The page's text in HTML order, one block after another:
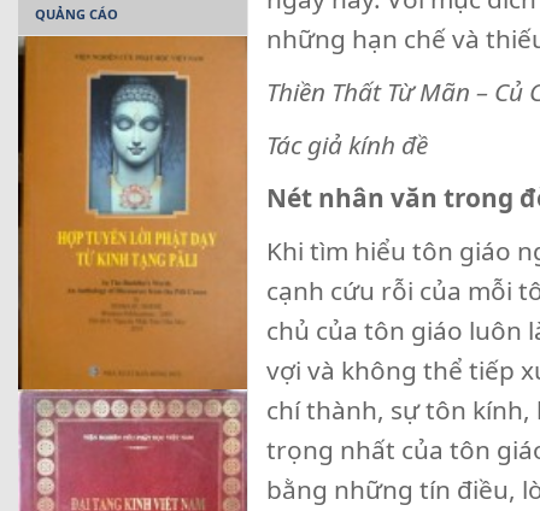
những hạn chế và
Thiền Thất Từ Mãn – Củ
Tác giả kính đề
Nét nhân văn trong
Khi tìm hiểu tôn giáo
cạnh cứu rỗi của mỗi
chủ của tôn giáo luôn
vợi và không thể tiếp
chí thành, sự tôn kính,
trọng nhất của tôn
bằng những tín điều,
QUẢNG CÁO